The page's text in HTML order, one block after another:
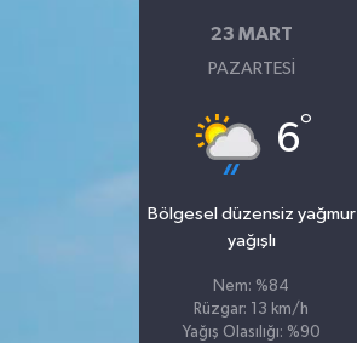
23 MART
PAZARTESI
6°
Bölgesel düzensiz yağmur
yağışlı
Nem: %84
Rüzgar: 13 km/h
Yağış Olasılığı: %90